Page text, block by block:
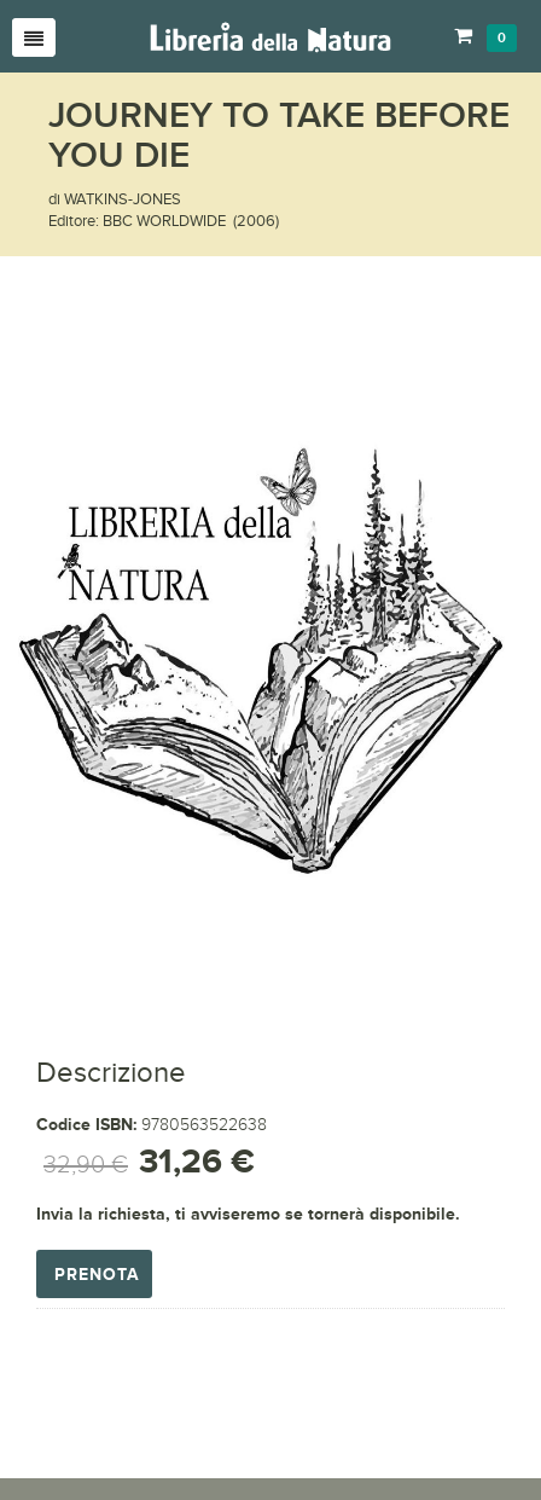
0
JOURNEY TO TAKE BEFORE
YOU DIE
di WATKINS-JONES
Editore: BBC WORLDWIDE (2006)
Descrizione
Codice ISBN: 9780563522638
32,90 € 31,26 €
Invia la richiesta, ti avviseremo se tornerà disponibile.
PRENOTA